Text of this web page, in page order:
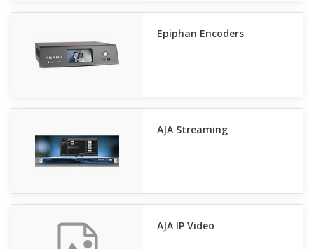
Epiphan Encoders
AJA Streaming
AJA IP Video